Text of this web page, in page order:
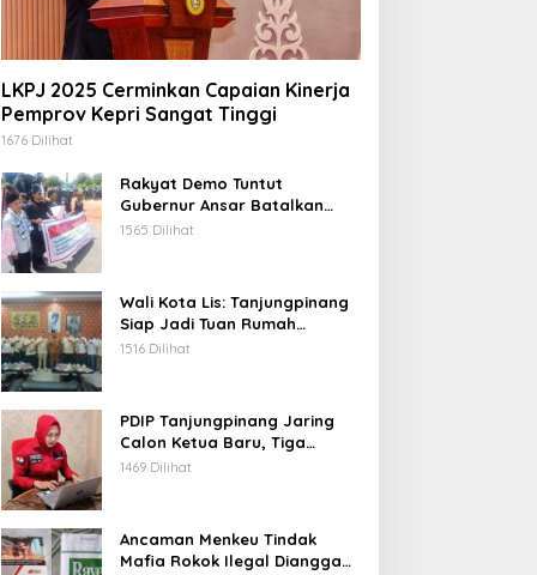
LKPJ 2025 Cerminkan Capaian Kinerja
Pemprov Kepri Sangat Tinggi
1676 Dilihat
Rakyat Demo Tuntut
Gubernur Ansar Batalkan
Lelang Kawasan Gurindam 12
1565 Dilihat
Wali Kota Lis: Tanjungpinang
Siap Jadi Tuan Rumah
Porprov Kepri VI 2026
1516 Dilihat
PDIP Tanjungpinang Jaring
Calon Ketua Baru, Tiga
Kandidat Jalani Psikotest
1469 Dilihat
Ancaman Menkeu Tindak
Mafia Rokok Ilegal Dianggap